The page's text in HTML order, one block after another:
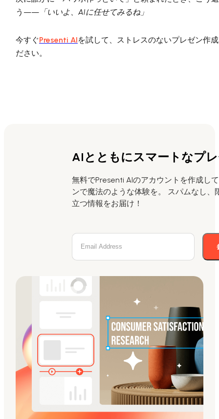
う—— 「いいよ、AIに任せてみるね」
今すぐPresenti AIを試して、ストレスのないプレゼン作
ださい。
AIとともにスマートなプ
無料でPresenti AIのアカウントを作成し
ンで魔法のような体験を。 スパムなし、
立つ情報をお届け！